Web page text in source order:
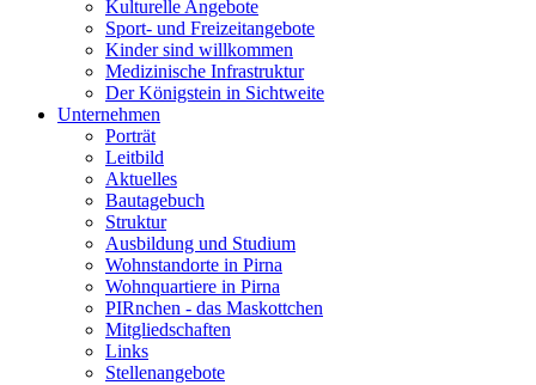
Kulturelle Angebote
Sport- und Freizeitangebote
Kinder sind willkommen
Medizinische Infrastruktur
Der Königstein in Sichtweite
Unternehmen
Porträt
Leitbild
Aktuelles
Bautagebuch
Struktur
Ausbildung und Studium
Wohnstandorte in Pirna
Wohnquartiere in Pirna
PIRnchen - das Maskottchen
Mitgliedschaften
Links
Stellenangebote